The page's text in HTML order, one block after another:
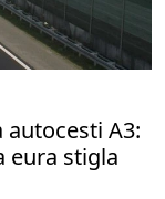
autocesti A3:
eura stigla